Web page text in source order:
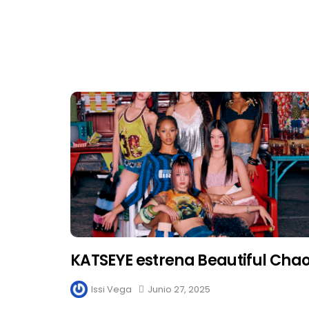
KATSEYE estrena Beautiful
Issi Vega Junio 27, 2025